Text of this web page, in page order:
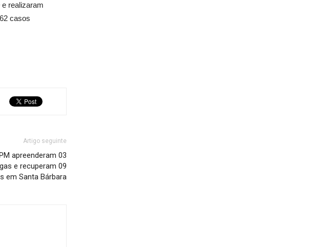
realizaram
casos
Artigo seguinte
apreenderam 03
e recuperam 09
em Santa Bárbara